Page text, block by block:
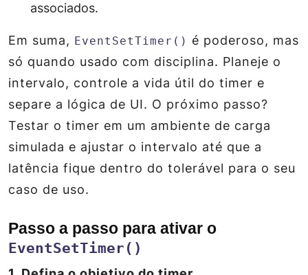
associados.
Em suma, EventSetTimer() é poderoso, mas
só quando usado com disciplina. Planeje o
intervalo, controle a vida útil do timer e
separe a lógica de UI. O próximo passo?
Testar o timer em um ambiente de carga
simulada e ajustar o intervalo até que a
latência fique dentro do tolerável para o seu
caso de uso.
Passo a passo para ativar o
EventSetTimer()